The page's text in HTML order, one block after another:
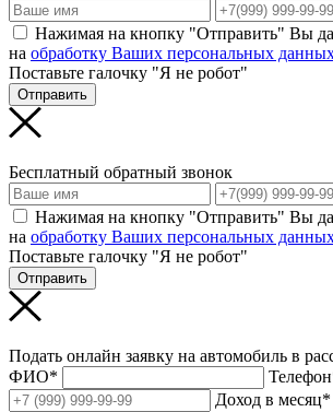
Нажимая на кнопку "Отправить" Вы
на обработку Ваших персональных
Поставьте галочку "Я не робот"
Отправить
Бесплатный обратный звонок
Нажимая на кнопку "Отправить" Вы
на обработку Ваших персональных
Поставьте галочку "Я не робот"
Отправить
Подать онлайн заявку на автомобиль в
ФИО*
Доход в месяц*